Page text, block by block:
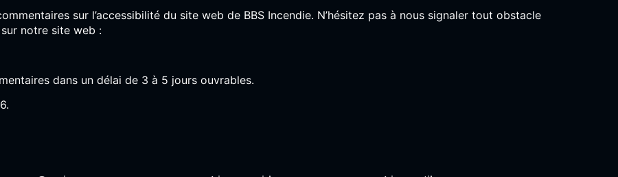
sur l’accessibilité du site web de BBS Incendie. N’hésitez pas à nous signaler tout obstacle
notre site web :
dans un délai de 3 à 5 jours ouvrables.